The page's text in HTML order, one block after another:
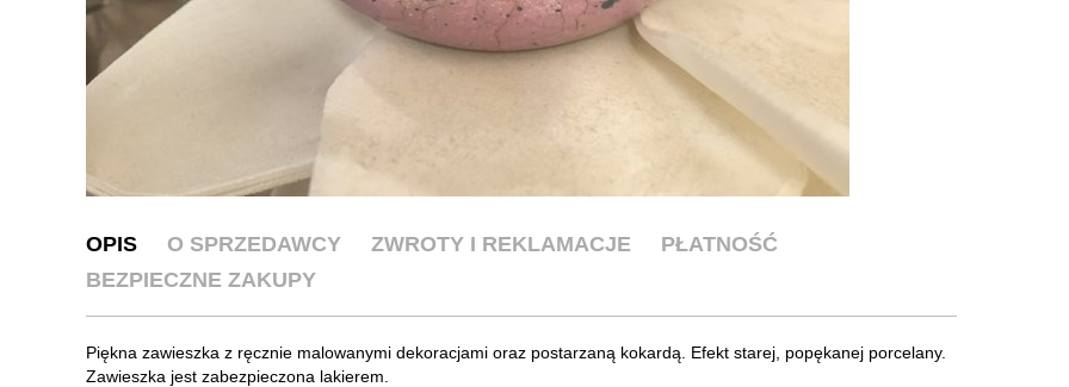
OPIS O SPRZEDAWCY ZWROTY I REKLAMACJE
PŁATNOŚĆ
BEZPIECZNE ZAKUPY
Piękna zawieszka z ręcznie malowanymi dekoracjami oraz postarzaną kokardą. Efekt starej, popękanej porcelany.
Zawieszka jest zabezpieczona lakierem.